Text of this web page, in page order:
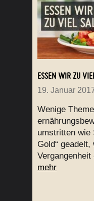
ESSEN WIR ZU
19. Januar
Wenige
umstritten wie
Gold“
mehr